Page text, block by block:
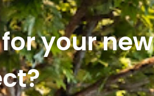
your new